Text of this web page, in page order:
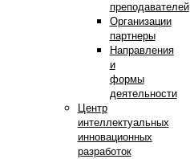
преподавателей
Организации
партнеры
Направления
и
формы
деятельности
Центр
интеллектуальных
инновационных
разработок